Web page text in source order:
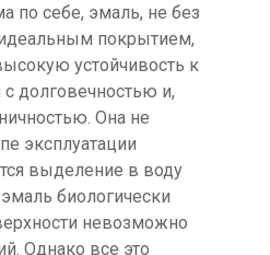
по себе, эмаль, не без
идеальным покрытием,
устойчивость к
долговечностью и,
Она не
эксплуатации
выделение в воду
биологически
невозможно
Однако все это